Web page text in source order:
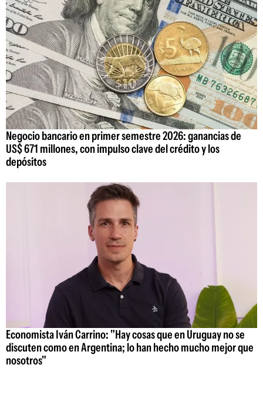
Negocio bancario en primer semestre 2026: ganancias de
US$ 671 millones, con impulso clave del crédito y los
depósitos
Economista Iván Carrino: "Hay cosas que en Uruguay no se
discuten como en Argentina; lo han hecho mucho mejor que
nosotros"